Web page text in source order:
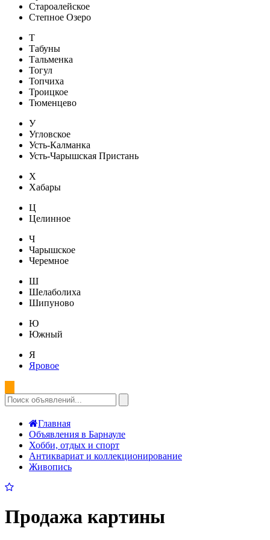
Староалейское
Степное Озеро
Т
Табуны
Тальменка
Тогул
Топчиха
Троицкое
Тюменцево
У
Угловское
Усть-Калманка
Усть-Чарышская Пристань
Х
Хабары
Ц
Целинное
Ч
Чарышское
Черемное
Ш
Шелаболиха
Шипуново
Ю
Южный
Я
Яровое
Главная
Объявления в Барнауле
Хобби, отдых и спорт
Антиквариат и коллекционирование
Живопись
Продажа картины